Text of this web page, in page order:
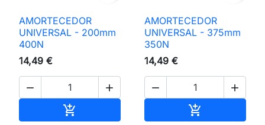
AMORTECEDOR
UNIVERSAL - 200mm
400N
14,49 €
 

AMORTECEDOR
UNIVERSAL - 375mm
350N
14,49 €
 
